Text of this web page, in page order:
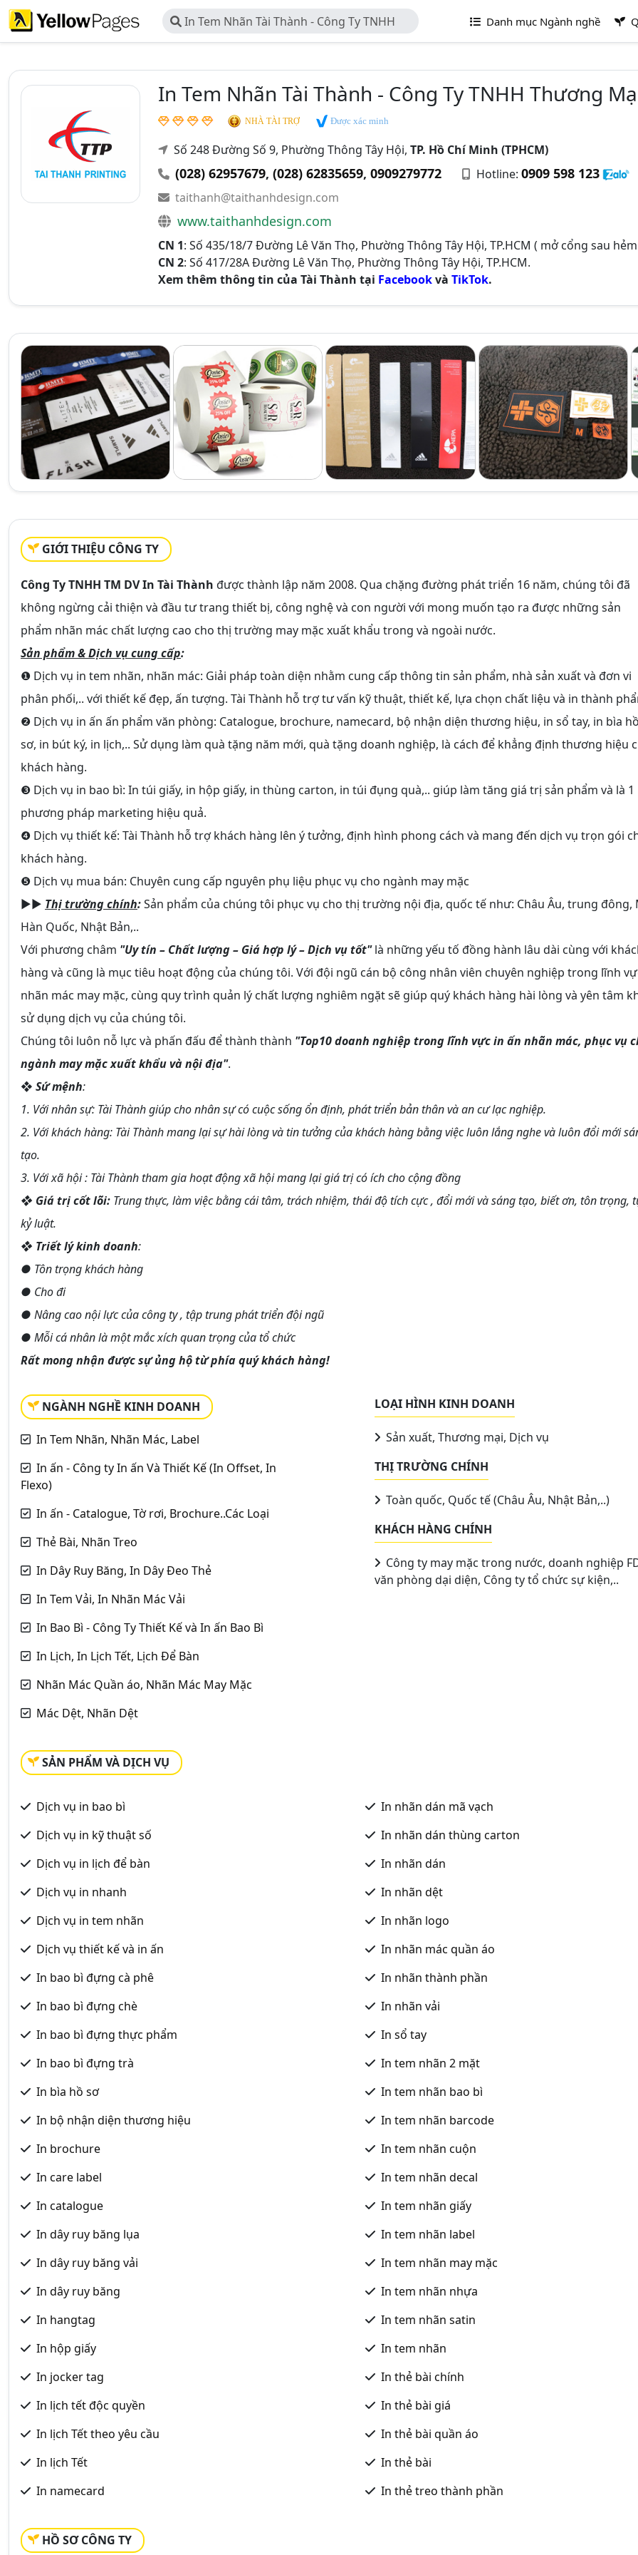
In Tem Nhãn Tài Thành - Công Ty TNHH
Thương Mại Dịch Vụ In Tài Thành
Danh mục Ngành nghề
In Tem Nhãn Tài Thành - Công Ty TNHH Thương
NHÀ TÀI TRỢ Được xác minh
Số 248 Đường Số 9, Phường Thông Tây Hội, TP. Hồ Chí Minh (TPHCM)
(028) 62957679, (028) 62835659, 0909279772 Hotline: 0909 598 123
taithanh@taithanhdesign.com
www.taithanhdesign.com
CN 1: Số 435/18/7 Đường Lê Văn Thọ, Phường Thông Tây Hội, TP.HCM ( mở cổng sau
CN 2: Số 417/28A Đường Lê Văn Thọ, Phường Thông Tây Hội, TP.HCM.
Xem thêm thông tin của Tài Thành tại Facebookvà TikTok.
GIỚI THIỆU CÔNG TY
Công Ty TNHH TM DV In Tài Thành được thành lập năm 2008. Qua chặng đường phát triển 16 năm, chúng tôi đã
không ngừng cải thiện và đầu tư trang thiết bị, công nghệ và con người với mong muốn tạo ra được những sản
phẩm nhãn mác chất lượng cao cho thị trường may mặc xuất khẩu trong và ngoài nước.
Sản phẩm & Dịch vụ cung cấp:
❶ Dịch vụ in tem nhãn, nhãn mác: Giải pháp toàn diện nhằm cung cấp thông tin sản phẩm, nhà sản xuất và đơn vi
phân phối,.. với thiết kế đẹp, ấn tượng. Tài Thành hỗ trợ tư vấn kỹ thuật, thiết kế, lựa chọn chất liệu và in thành
❷ Dịch vụ in ấn ấn phẩm văn phòng: Catalogue, brochure, namecard, bộ nhận diện thương hiệu, in sổ tay, in bìa
sơ, in bút ký, in lịch,.. Sử dụng làm quà tặng năm mới, quà tặng doanh nghiệp, là cách để khẳng định thương hiệu
khách hàng.
❸ Dịch vụ in bao bì: In túi giấy, in hộp giấy, in thùng carton, in túi đụng quà,.. giúp làm tăng giá trị sản phẩm và là 1
phương pháp marketing hiệu quả.
❹ Dịch vụ thiết kế: Tài Thành hỗ trợ khách hàng lên ý tưởng, định hình phong cách và mang đến dịch vụ trọn gói
khách hàng.
❺ Dịch vụ mua bán: Chuyên cung cấp nguyên phụ liệu phục vụ cho ngành may mặc
►► Thị trường chính:Sản phẩm của chúng tôi phục vụ cho thị trường nội địa, quốc tế như: Châu Âu, trung đông,
Hàn Quốc, Nhật Bản,..
Với phương châm "Uy tín – Chất lượng – Giá hợp lý – Dịch vụ tốt"là những yếu tố đồng hành lâu dài cùng với
hàng và cũng là mục tiêu hoạt động của chúng tôi. Với đội ngũ cán bộ công nhân viên chuyên nghiệp trong lĩnh
nhãn mác may mặc, cùng quy trình quản lý chất lượng nghiêm ngặt sẽ giúp quý khách hàng hài lòng và yên tâm
sử dụng dịch vụ của chúng tôi.
Chúng tôi luôn nỗ lực và phấn đấu để thành thành "Top10 doanh nghiệp trong lĩnh vực in ấn nhãn mác, phục vụ
ngành may mặc xuất khẩu và nội địa".
❖ Sứ mệnh:
1. Với nhân sự: Tài Thành giúp cho nhân sự có cuộc sống ổn định, phát triển bản thân và an cư lạc nghiệp.
2. Với khách hàng: Tài Thành mang lại sự hài lòng và tin tưởng của khách hàng bằng việc luôn lắng nghe và luôn đổi mới
tạo.
3. Với xã hội : Tài Thành tham gia hoạt động xã hội mang lại giá trị có ích cho cộng đồng
❖ Giá trị cốt lõi: Trung thực, làm việc bằng cái tâm, trách nhiệm, thái độ tích cực , đổi mới và sáng tạo, biết ơn, tôn trọng,
kỷ luật.
❖ Triết lý kinh doanh:
● Tôn trọng khách hàng
● Cho đi
● Nâng cao nội lực của công ty , tập trung phát triển đội ngũ
● Mỗi cá nhân là một mắc xích quan trọng của tổ chức
Rất mong nhận được sự ủng hộ từ phía quý khách hàng!
NGÀNH NGHỀ KINH DOANH
In Tem Nhãn, Nhãn Mác, Label
In ấn - Công ty In ấn Và Thiết Kế (In Offset, In
Flexo)
In ấn - Catalogue, Tờ rơi, Brochure..Các Loại
Thẻ Bài, Nhãn Treo
In Dây Ruy Băng, In Dây Đeo Thẻ
In Tem Vải, In Nhãn Mác Vải
In Bao Bì - Công Ty Thiết Kế và In ấn Bao Bì
In Lịch, In Lịch Tết, Lịch Để Bàn
Nhãn Mác Quần áo, Nhãn Mác May Mặc
Mác Dệt, Nhãn Dệt
LOẠI HÌNH KINH DOANH
Sản xuất, Thương mại, Dịch vụ
THỊ TRƯỜNG CHÍNH
Toàn quốc, Quốc tế (Châu Âu, Nhật Bản,..)
KHÁCH HÀNG CHÍNH
Công ty may mặc trong nước, doanh nghiệp
văn phòng dại diện, Công ty tổ chức sự kiện,..
SẢN PHẨM VÀ DỊCH VỤ
Dịch vụ in bao bì
Dịch vụ in kỹ thuật số
Dịch vụ in lịch để bàn
Dịch vụ in nhanh
Dịch vụ in tem nhãn
Dịch vụ thiết kế và in ấn
In bao bì đựng cà phê
In bao bì đựng chè
In bao bì đựng thực phẩm
In bao bì đựng trà
In bìa hồ sơ
In bộ nhận diện thương hiệu
In brochure
In care label
In catalogue
In dây ruy băng lụa
In dây ruy băng vải
In dây ruy băng
In hangtag
In hộp giấy
In jocker tag
In lịch tết độc quyền
In lịch Tết theo yêu cầu
In lịch Tết
In namecard
In nhãn dán mã vạch
In nhãn dán thùng carton
In nhãn dán
In nhãn dệt
In nhãn logo
In nhãn mác quần áo
In nhãn thành phần
In nhãn vải
In sổ tay
In tem nhãn 2 mặt
In tem nhãn bao bì
In tem nhãn barcode
In tem nhãn cuộn
In tem nhãn decal
In tem nhãn giấy
In tem nhãn label
In tem nhãn may mặc
In tem nhãn nhựa
In tem nhãn satin
In tem nhãn
In thẻ bài chính
In thẻ bài giá
In thẻ bài quần áo
In thẻ bài
In thẻ treo thành phần
HỒ SƠ CÔNG TY